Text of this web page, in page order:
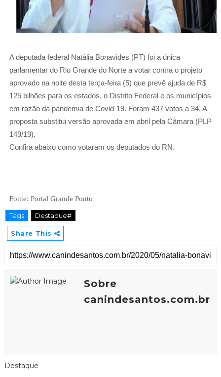
A deputada federal Natália Bonavides (PT) foi a única
parlamentar do Rio Grande do Norte a votar contra o projeto
aprovado na noite desta terça-feira (5) que prevê ajuda de R$
125 bilhões para os estados, o Distrito Federal e os municípios
em razão da pandemia de Covid-19. Foram 437 votos a 34. A
proposta substitui versão aprovada em abril pela Câmara (PLP
149/19).
Confira abaixo como votaram os deputados do RN.
Fonte: Portal Grande Ponto
Tags Destaque#
Share This
Sobre
canindesantos.com.br
Destaque